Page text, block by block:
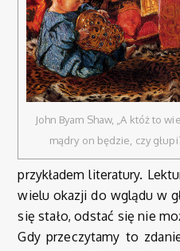
John Byam Shaw, „A któż to
mądry on będzie, czy
przykładem literatury.
wielu okazji do wglądu w
się stało, odstać się nie
Gdy przeczytamy to